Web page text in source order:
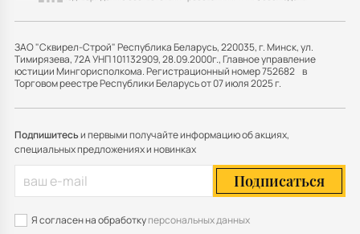
ЗАО "Сквирел-Строй" Республика Беларусь, 220035, г. Минск, ул.
Тимирязева, 72А УНП 101132909, 28.09.2000г., Главное управление
юстиции Мингорисполкома. Регистрационный номер 752682 в
Торговом реестре Республики Беларусь от 07 июля 2025 г.
Подпишитесьи первыми получайте информацию об акциях,
специальных предложениях и новинках
Подписаться
Я согласен на обработкуперсональных данных